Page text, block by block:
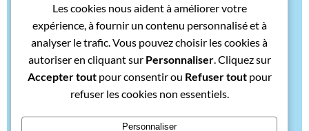
Mini 2025 : le Maxi 650 fait un strike !
blogidb /novembre 9, 2025 /0comment(s)
La saison Mini 2025 se termine par la Mini Transat La
Boulangère. Réduite à une seule étape après l’annulation
de (suite…)
Les cookies nous aident à améliorer votre
expérience, à fournir un contenu personnalisé et à
analyser le trafic. Vous pouvez choisir les cookies à
autoriser en cliquant sur Personnaliser. Cliquez sur
Accepter toutpour consentir ou Refuser toutpour
refuser les cookies non essentiels.
Personnaliser